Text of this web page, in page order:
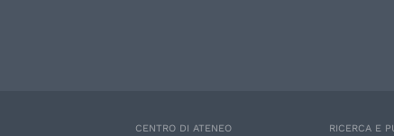
CENTRO DI ATENEO
RICERCA E